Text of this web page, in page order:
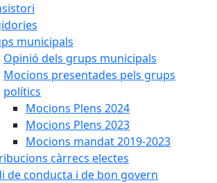
municipals
Opinió dels grups municipals
Mocions presentades pels grups
polítics
Mocions Plens 2024
Mocions Plens 2023
Mocions mandat 2019-2023
càrrecs electes
de conducta i de bon govern